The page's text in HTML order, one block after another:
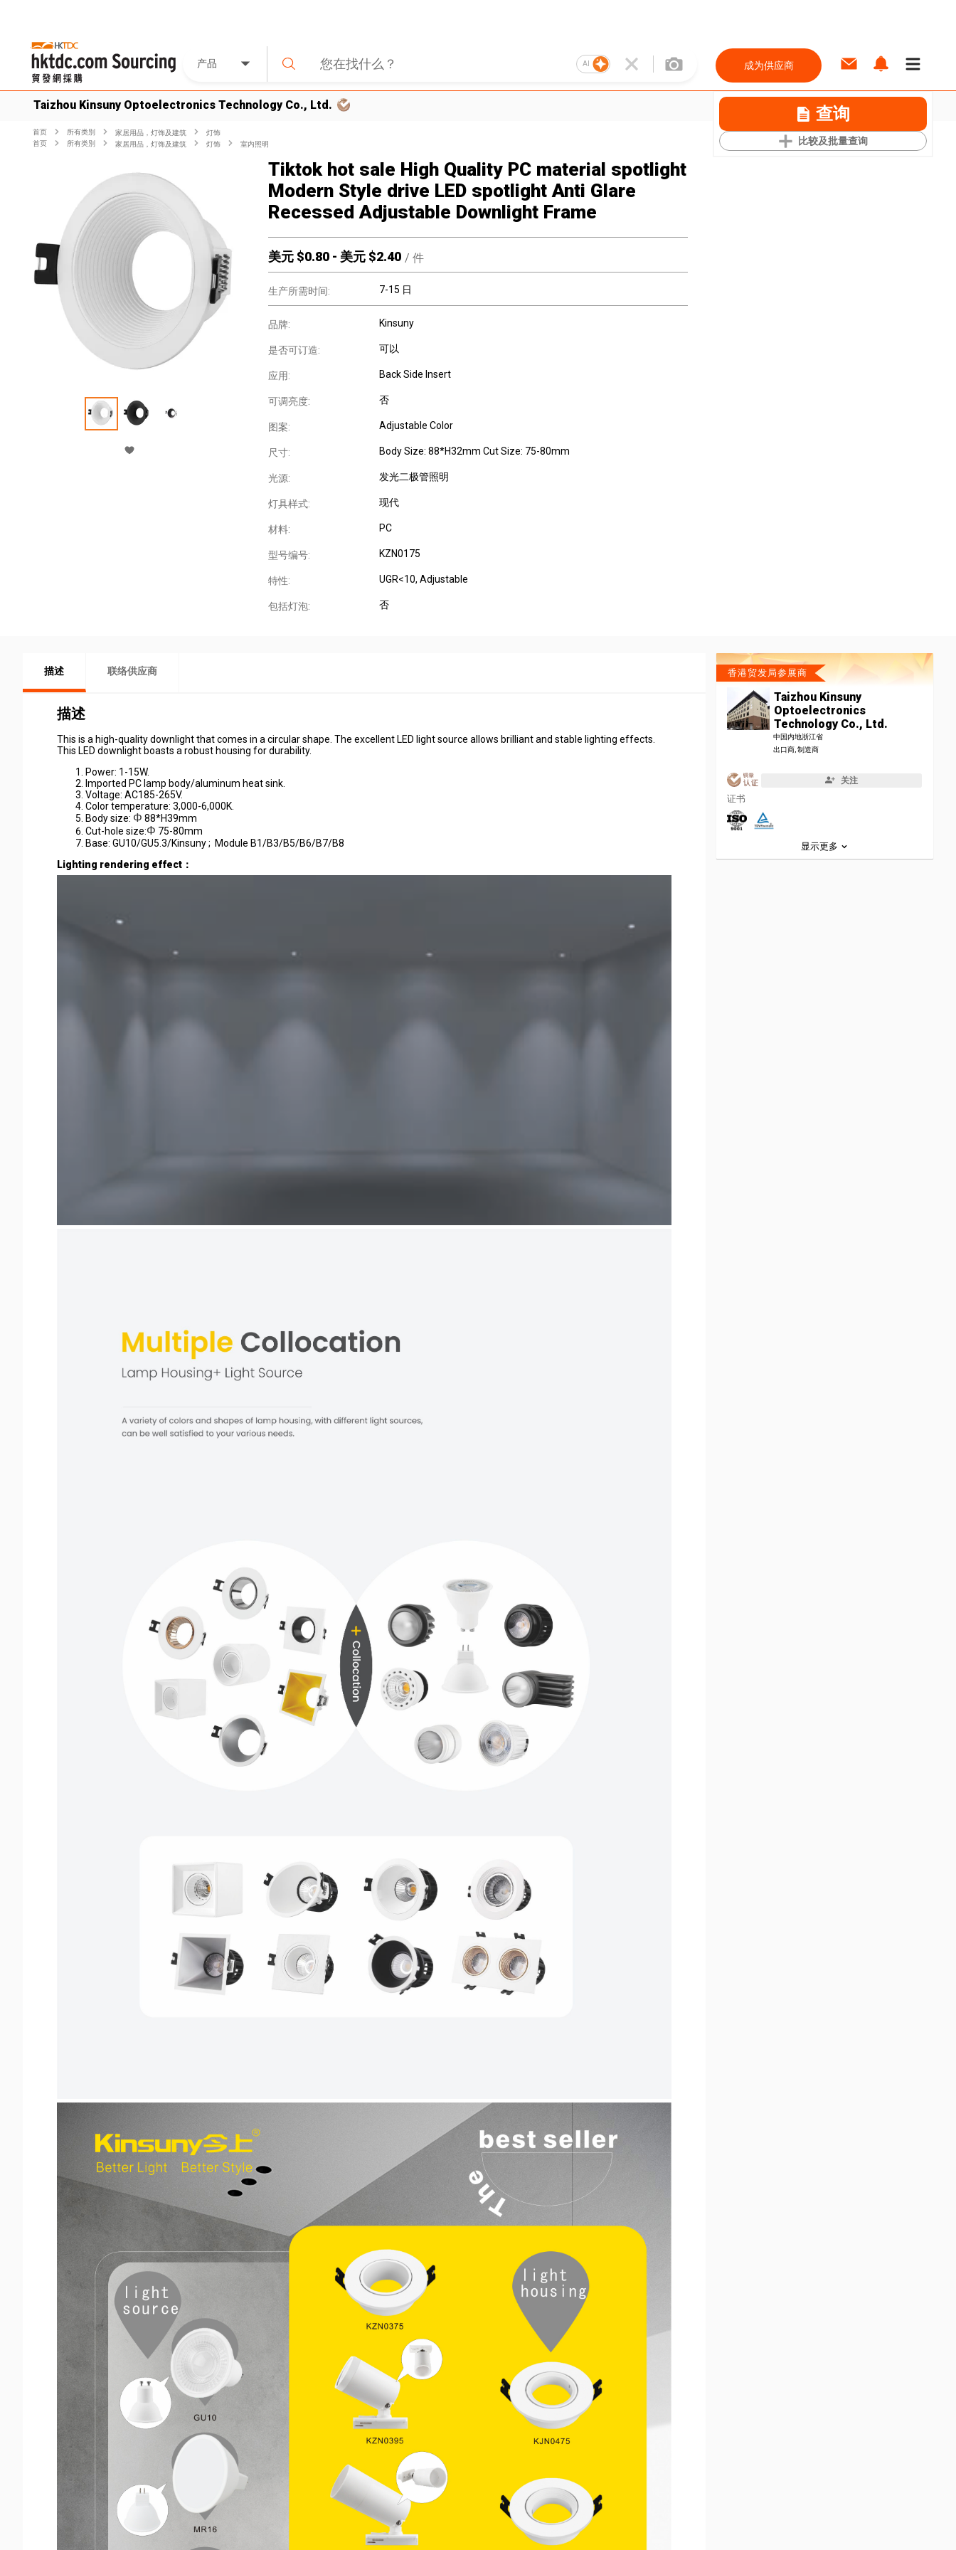
产品 AI 成为供应商
Taizhou Kinsuny Optoelectronics Technology Co., Ltd. 查询
比较及批量查询
首页 所有类別 家居用品，灯饰及建筑
灯饰
首页
所有类別 家居用品，灯饰及建筑 灯饰 室内照明
Tiktok hot sale High Quality PC material spotlight
Modern Style drive LED spotlight Anti Glare
Recessed Adjustable Downlight Frame
美元 $0.80 - 美元 $2.40 / 件
生产所需时间: 7-15 日
品牌: Kinsuny
是否可订造: 可以
应用: Back Side Insert
可调亮度: 否
图案: Adjustable Color
尺寸: Body Size: 88*H32mm Cut Size: 75-80mm
光源: 发光二极管照明
灯具样式: 现代
材料: PC
型号编号: KZN0175
特性: UGR<10, Adjustable
包括灯泡: 否
描述 联络供应商
描述
This is a high-quality downlight that comes in a circular shape. The excellent LED light source allows brilliant and stable lighting effects.
This LED downlight boasts a robust housing for durability.
Power: 1-15W.
Imported PC lamp body/aluminum heat sink.
Voltage: AC185-265V.
Color temperature: 3,000-6,000K.
Body size: Φ 88*H39mm
Cut-hole size:Φ 75-80mm
Base: GU10/GU5.3/Kinsuny ; Module B1/B3/B5/B6/B7/B8
Lighting rendering effect：
香港贸发局参展商
Taizhou Kinsuny
Optoelectronics
Technology Co., Ltd.
中国内地浙江省
出口商, 制造商
关注
证书
显示更多